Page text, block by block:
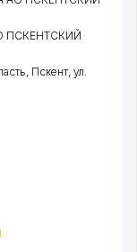
ПСКЕНТСКИЙ
Пскент ,ул.